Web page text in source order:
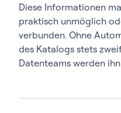
Diese Informationen
praktisch unmöglich
verbunden. Ohne
des Katalogs stets
Datenteams werden